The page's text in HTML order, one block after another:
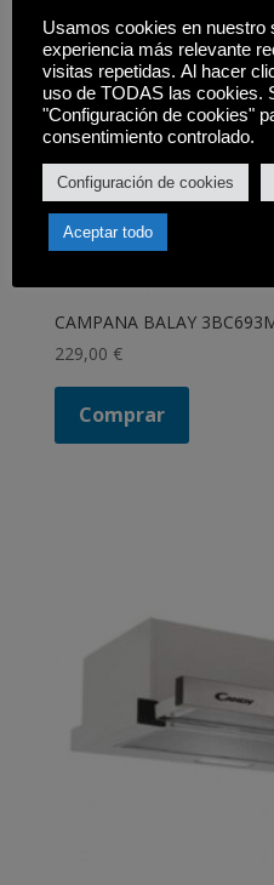
CAMPANA BALAY
229,00 €
Comprar
Usamos cookies en nuestro
experiencia más relevante
visitas repetidas. Al hacer
uso de TODAS las cookies.
"Configuración de cookies"
consentimiento controlado.
Configuración de cookies
Aceptar todo